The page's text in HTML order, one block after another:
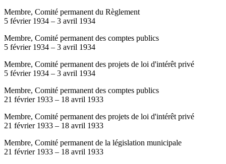
Membre, Comité permanent du Règlement
5 février 1934 – 3 avril 1934
Membre, Comité permanent des comptes publics
5 février 1934 – 3 avril 1934
Membre, Comité permanent des projets de loi d'intérêt privé
5 février 1934 – 3 avril 1934
Membre, Comité permanent des comptes publics
21 février 1933 – 18 avril 1933
Membre, Comité permanent des projets de loi d'intérêt privé
21 février 1933 – 18 avril 1933
Membre, Comité permanent de la législation municipale
21 février 1933 – 18 avril 1933